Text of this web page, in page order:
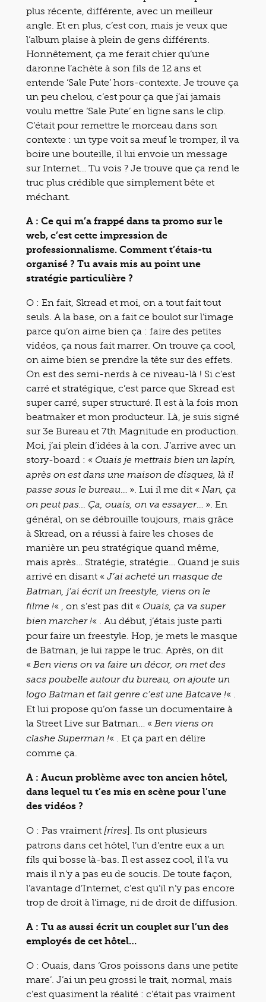
plus récente, différente, avec un meilleur
angle. Et en plus, c’est con, mais je veux que
l’album plaise à plein de gens différents.
Honnêtement, ça me ferait chier qu’une
daronne l’achète à son fils de 12 ans et
entende ‘Sale Pute’ hors-contexte. Je trouve ça
un peu chelou, c’est pour ça que j’ai jamais
voulu mettre ‘Sale Pute’ en ligne sans le clip.
C’était pour remettre le morceau dans son
contexte : un type voit sa meuf le tromper, il va
boire une bouteille, il lui envoie un message
sur Internet… Tu vois ? Je trouve que ça rend le
truc plus crédible que simplement bête et
méchant.
A : Ce qui m’a frappé dans ta promo sur le
web, c’est cette impression de
professionnalisme. Comment t’étais-tu
organisé ? Tu avais mis au point une
stratégie particulière ?
O : En fait, Skread et moi, on a tout fait tout
seuls. A la base, on a fait ce boulot sur l’image
parce qu’on aime bien ça : faire des petites
vidéos, ça nous fait marrer. On trouve ça cool,
on aime bien se prendre la tête sur des effets.
On est des semi-nerds à ce niveau-là ! Si c’est
carré et stratégique, c’est parce que Skread est
super carré, super structuré. Il est à la fois mon
beatmaker et mon producteur. Là, je suis signé
sur 3e Bureau et 7th Magnitude en production.
Moi, j’ai plein d’idées à la con. J’arrive avec un
story-board : « Ouais je mettrais bien un lapin,
après on est dans une maison de disques, là il
passe sous le bureau
… ». Lui il me dit « Nan, ça
on peut pas… Ça, ouais, on va essayer… ». En
général, on se débrouille toujours, mais grâce
à Skread, on a réussi à faire les choses de
manière un peu stratégique quand même,
mais après… Stratégie, stratégie… Quand je suis
arrivé en disant « J’ai acheté un masque de
Batman, j’ai écrit un freestyle, viens on le
filme !« , on s’est pas dit « Ouais, ça va super
bien marcher !« . Au début, j’étais juste parti
pour faire un freestyle. Hop, je mets le masque
de Batman, je lui rappe le truc. Après, on dit
« Ben viens on va faire un décor, on met des
sacs poubelle autour du bureau, on ajoute un
logo Batman et fait genre c’est une Batcave !« .
Et lui propose qu’on fasse un documentaire à
la Street Live sur Batman… « Ben viens on
clashe Superman !« . Et ça part en délire
comme ça.
A : Aucun problème avec ton ancien hôtel,
dans lequel tu t’es mis en scène pour l’une
des vidéos ?
O : Pas vraiment [rires]. Ils ont plusieurs
patrons dans cet hôtel, l’un d’entre eux a un
fils qui bosse là-bas. Il est assez cool, il l’a vu
mais il n’y a pas eu de soucis. De toute façon,
l’avantage d’Internet, c’est qu’il n’y pas encore
trop de droit à l’image, ni de droit de diffusion.
A : Tu as aussi écrit un couplet sur l’un des
employés de cet hôtel…
O : Ouais, dans ‘Gros poissons dans une petite
mare’. J’ai un peu grossi le trait, normal, mais
c’est quasiment la réalité : c’était pas vraiment